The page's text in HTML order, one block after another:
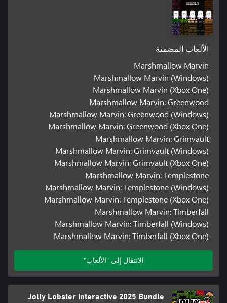
الألعاب المضمنة
Marshmallow Marvin
Marshmallow Marvin (Windows)
Marshmallow Marvin (Xbox One)
Marshmallow Marvin: Greenwood
Marshmallow Marvin: Greenwood (Windows)
Marshmallow Marvin: Greenwood (Xbox One)
Marshmallow Marvin: Grimvault
Marshmallow Marvin: Grimvault (Windows)
Marshmallow Marvin: Grimvault (Xbox One)
Marshmallow Marvin: Templestone
Marshmallow Marvin: Templestone (Windows)
Marshmallow Marvin: Templestone (Xbox One)
Marshmallow Marvin: Timberfall
Marshmallow Marvin: Timberfall (Windows)
Marshmallow Marvin: Timberfall (Xbox One)
الانتقال إلى "الألعاب"
Jolly Lobster Interactive 2025 Bundle